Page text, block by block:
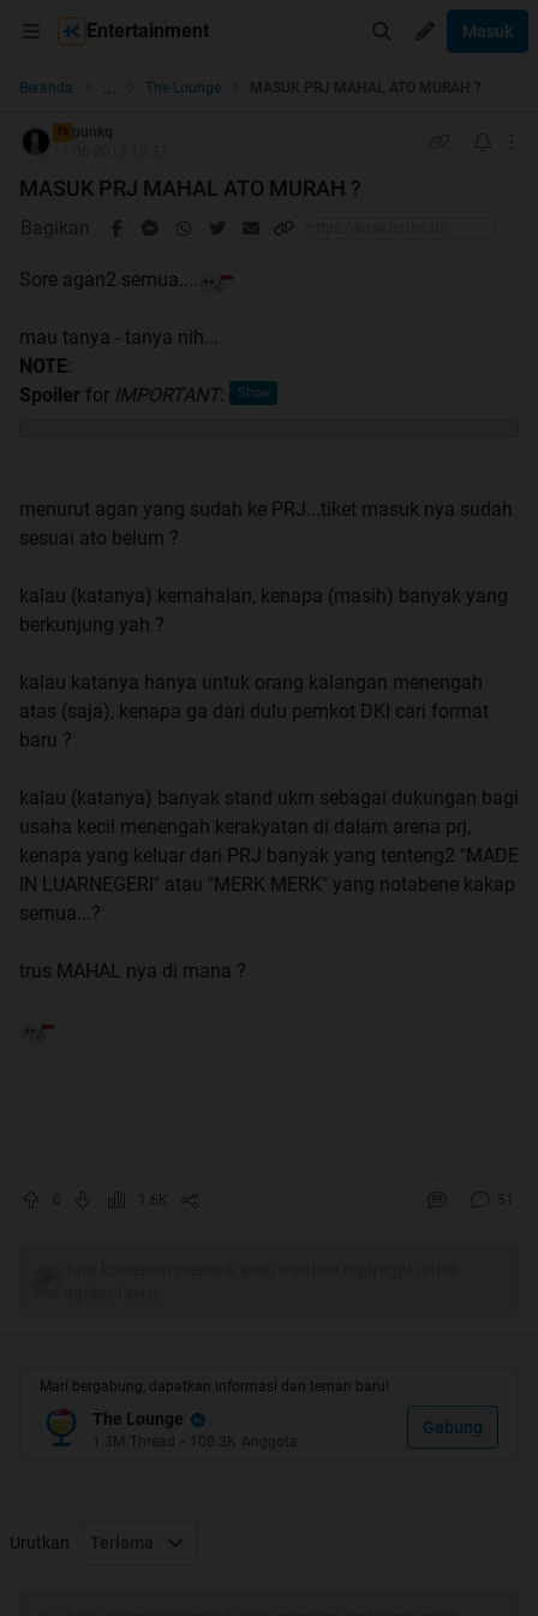
Entertainment Masuk
Beranda ... The Lounge MASUK PRJ MAHAL ATO MURAH ?
TS
bunkq
MASUK PRJ MAHAL ATO MURAH ?
Bagikan
Sore agan2 semua....
mau tanya - tanya nih...
NOTE:
Spoiler for IMPORTANT:
menurut agan yang sudah ke PRJ...tiket masuk nya sudah
sesuai ato belum ?
kalau (katanya) kemahalan, kenapa (masih) banyak yang
berkunjung yah ?
kalau katanya hanya untuk orang kalangan menengah
atas (saja), kenapa ga dari dulu pemkot DKI cari format
baru ?
kalau (katanya) banyak stand ukm sebagai dukungan bagi
usaha kecil menengah kerakyatan di dalam arena prj,
kenapa yang keluar dari PRJ banyak yang tenteng2 "MADE
IN LUARNEGERI" atau "MERK MERK" yang notabene kakap
semua...?
trus MAHAL nya di mana ?
1.6K 51
Mari bergabung, dapatkan informasi dan teman baru!
The Lounge
1.3M Thread • 108.3K Anggota
Gabung
Urutkan Terlama